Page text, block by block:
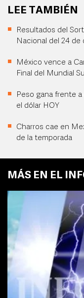
LEE TAMBIÉN
Resultados del
Nacional del 24 de
México vence a
Final del Mundial
Peso gana frente
el dólar HOY
Charros cae en
de la temporada
MÁS EN EL